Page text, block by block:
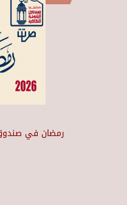
رمضان في صندوق